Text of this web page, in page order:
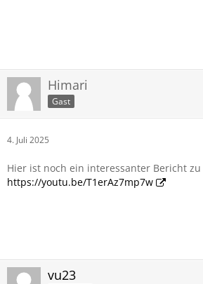
Himari
Gast
4. Juli 2025
Hier ist noch ein interessanter Bericht
https://youtu.be/T1erAz7mp7w
vu23